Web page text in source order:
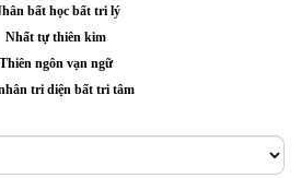
bất học bất tri lý
Nhất tự thiên kim
Thiên ngôn vạn ngữ
tri diện bất tri tâm